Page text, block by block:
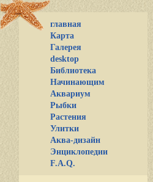
главная
Карта
Галерея
desktop
Библиотека
Начинающим
Аквариум
Рыбки
Растения
Улитки
Аква-дизайн
Энциклопедии
F.A.Q.